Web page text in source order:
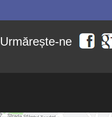
Urmărește-ne